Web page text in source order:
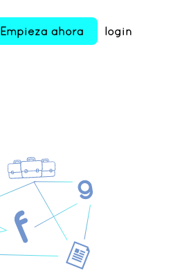
Empieza ahora login